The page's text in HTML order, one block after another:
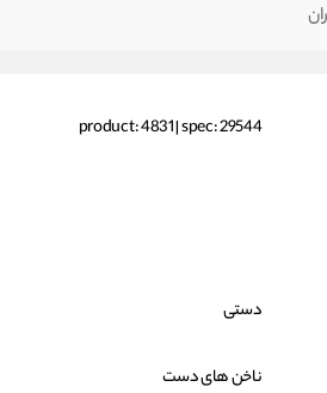
product: 4831 | spec: 29544
دستی
ناخن های دست